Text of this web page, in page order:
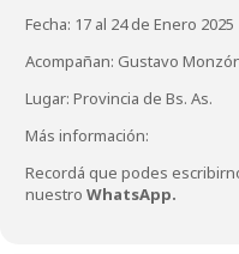
Fecha: 17 al 24 de Enero 2025
Acompañan: Gustavo
Lugar: Provincia de Bs. As.
Más información:
Recordá que podes
nuestro WhatsApp.